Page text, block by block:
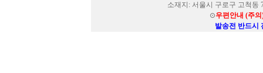
소재지: 서울시 구로구 고척동
⊙우편안내 (주
발송전 반드시